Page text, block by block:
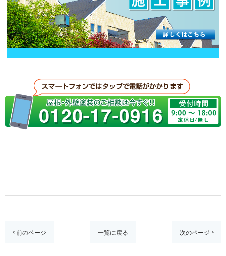
< 前のページ 一覧に戻る 次のページ >